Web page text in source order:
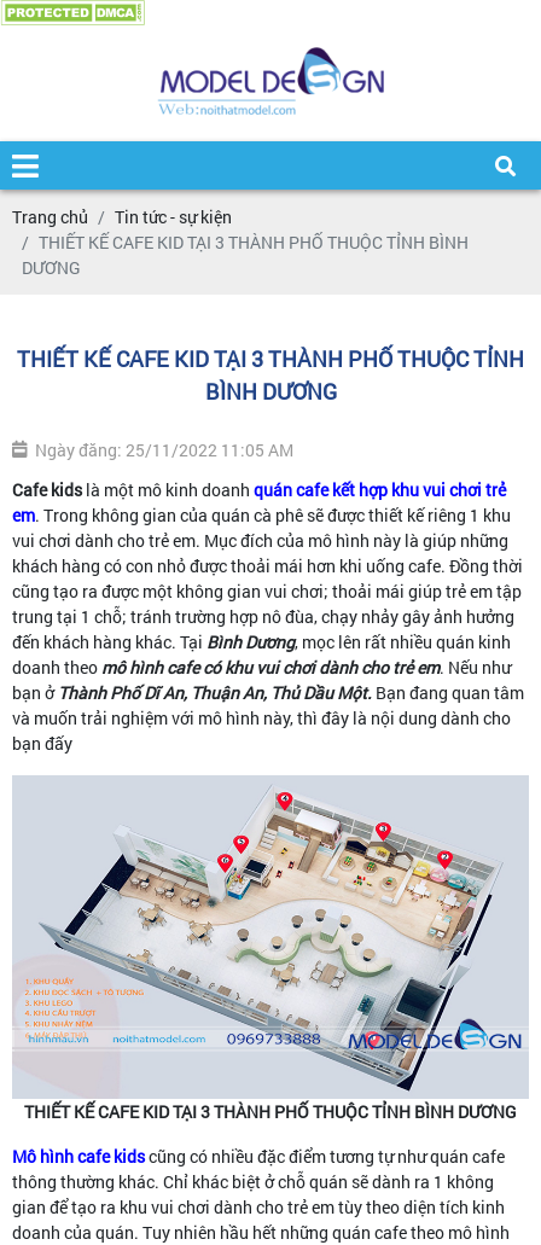
Trang chủ
Tin tức - sự kiện
THIẾT KẾ CAFE KID TẠI 3 THÀNH PHỐ THUỘC TỈNH BÌNH
DƯƠNG
THIẾT KẾ CAFE KID TẠI 3 THÀNH PHỐ THUỘC TỈNH
BÌNH DƯƠNG
Ngày đăng: 25/11/2022 11:05 AM
Cafe kidslà một mô kinh doanh quán cafe kết hợp khu vui chơi trẻ
em. Trong không gian của quán cà phê sẽ được thiết kế riêng 1 khu
vui chơi dành cho trẻ em. Mục đích của mô hình này là giúp những
khách hàng có con nhỏ được thoải mái hơn khi uống cafe. Đồng thời
cũng tạo ra được một không gian vui chơi; thoải mái giúp trẻ em tập
trung tại 1 chỗ; tránh trường hợp nô đùa, chạy nhảy gây ảnh hưởng
đến khách hàng khác. Tại Bình Dương, mọc lên rất nhiều quán kinh
doanh theo mô hình cafe có khu vui chơi dành cho trẻ em. Nếu như
bạn ở Thành Phố Dĩ An, Thuận An, Thủ Dầu Một. Bạn đang quan tâm
và muốn trải nghiệm với mô hình này, thì đây là nội dung dành cho
bạn đấy
THIẾT KẾ CAFE KID TẠI 3 THÀNH PHỐ THUỘC TỈNH BÌNH DƯƠNG
Mô hình cafe kidscũng có nhiều đặc điểm tương tự như quán cafe
thông thường khác. Chỉ khác biệt ở chỗ quán sẽ dành ra 1 không
gian để tạo ra khu vui chơi dành cho trẻ em tùy theo diện tích kinh
doanh của quán. Tuy nhiên hầu hết những quán cafe theo mô hình